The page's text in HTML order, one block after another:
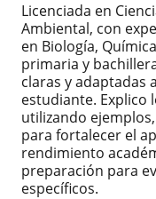
Licenciada en
Ambiental, con
en Biología,
primaria y
claras y adaptadas
estudiante. Explico
utilizando
para fortalecer el
rendimiento
preparación para
específicos.